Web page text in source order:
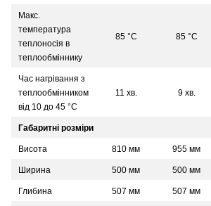
Макс.
температура
теплоносія в
теплообміннику
85 °С 85 °С
Час нагрівання з
теплообмінником
від 10 до 45 °С
11 хв. 9 хв.
Габаритні розміри
Висота 810 мм 955 мм
Ширина 500 мм 500 мм
Глибина 507 мм 507 мм